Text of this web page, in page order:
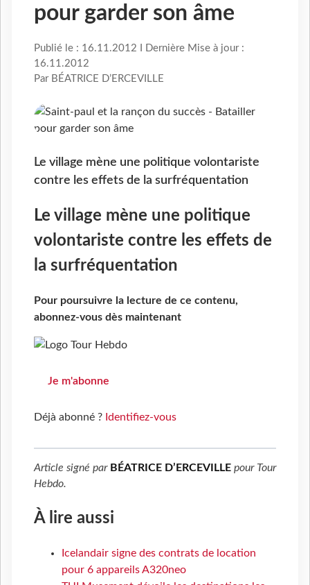
pour garder son âme
Publié le : 16.11.2012 I Dernière Mise à jour :
16.11.2012
Par BÉATRICE D’ERCEVILLE
Le village mène une politique volontariste
contre les effets de la surfréquentation
Le village mène une politique
volontariste contre les effets de
la surfréquentation
Pour poursuivre la lecture de ce contenu,
abonnez-vous dès maintenant
Je m'abonne
Déjà abonné ? Identifiez-vous
Article signé par BÉATRICE D’ERCEVILLE pour Tour
Hebdo.
À lire aussi
Icelandair signe des contrats de location
pour 6 appareils A320neo